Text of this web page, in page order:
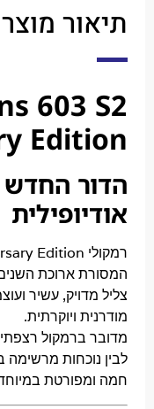
מוצר
החדש
Anniversary Edition
עשיר ועוצמתי —
ויוקרתית.
רצפתי שמצליח
מרשימה בחלל,
במיוחד לכל סגנון